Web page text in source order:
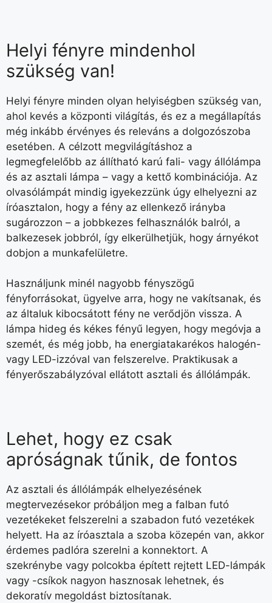
Helyi fényre mindenhol
szükség van!
Helyi fényre minden olyan helyiségben szükség van,
ahol kevés a központi világítás, és ez a megállapítás
még inkább érvényes és releváns a dolgozószoba
esetében. A célzott megvilágításhoz a
legmegfelelőbb az állítható karú fali- vagy állólámpa
és az asztali lámpa – vagy a kettő kombinációja. Az
olvasólámpát mindig igyekezzünk úgy elhelyezni az
íróasztalon, hogy a fény az ellenkező irányba
sugározzon – a jobbkezes felhasználók balról, a
balkezesek jobbról, így elkerülhetjük, hogy árnyékot
dobjon a munkafelületre.
Használjunk minél nagyobb fényszögű
fényforrásokat, ügyelve arra, hogy ne vakítsanak, és
az általuk kibocsátott fény ne verődjön vissza. A
lámpa hideg és kékes fényű legyen, hogy megóvja a
szemét, és még jobb, ha energiatakarékos halogén-
vagy LED-izzóval van felszerelve. Praktikusak a
fényerőszabályzóval ellátott asztali és állólámpák.
Lehet, hogy ez csak
apróságnak tűnik, de fontos
Az asztali és állólámpák elhelyezésének
megtervezésekor próbáljon meg a falban futó
vezetékeket felszerelni a szabadon futó vezetékek
helyett. Ha az íróasztala a szoba közepén van, akkor
érdemes padlóra szerelni a konnektort. A
szekrénybe vagy polcokba épített rejtett LED-lámpák
vagy -csíkok nagyon hasznosak lehetnek, és
dekoratív megoldást biztosítanak.